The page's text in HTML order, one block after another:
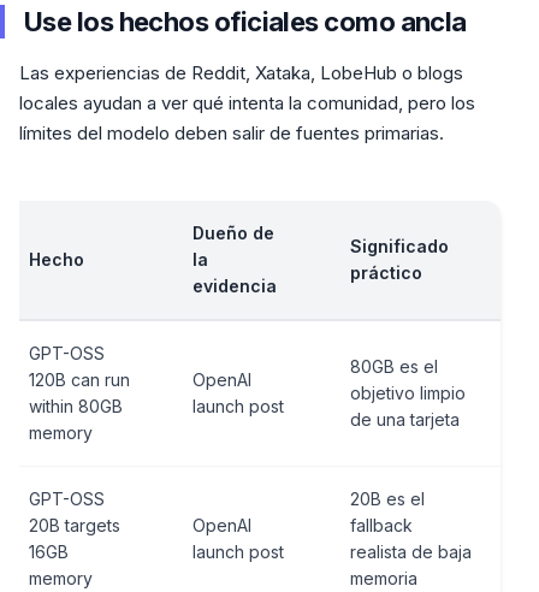
Use los hechos oficiales como ancla
Las experiencias de Reddit, Xataka, LobeHub o blogs
locales ayudan a ver qué intenta la comunidad, pero los
límites del modelo deben salir de fuentes primarias.
Hecho
Dueño de
la
evidencia
Significado
práctico
GPT-OSS
120B can run
within 80GB
memory
OpenAI
launch post
80GB es el
objetivo limpio
de una tarjeta
GPT-OSS
20B targets
16GB
memory
OpenAI
launch post
20B es el
fallback
realista de baja
memoria